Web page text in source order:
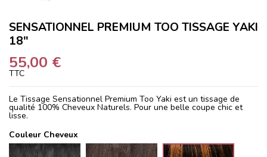
SENSATIONNEL PREMIUM TOO TISSAGE YAKI
18"
55,00 €
TTC
Le Tissage Sensationnel Premium Too Yaki est un tissage de
qualité 100% Cheveux Naturels. Pour une belle coupe chic et
lisse.
Couleur Cheveux
1
2 1B/30